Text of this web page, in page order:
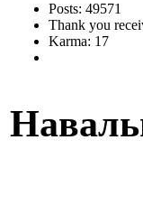
Posts: 49571
Thank you
Karma: 17